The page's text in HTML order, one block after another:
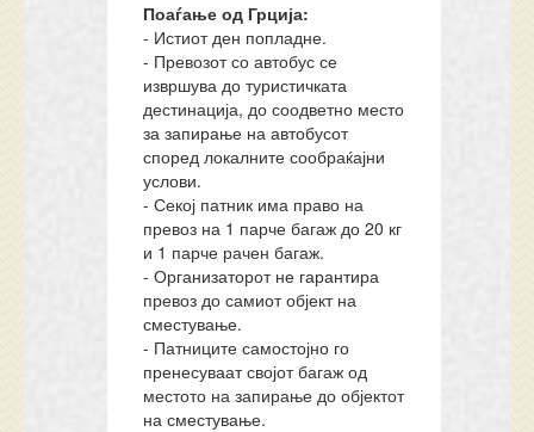
Поаѓање од Грција:
- Истиот ден попладне.
- Превозот со автобус се
извршува до туристичката
дестинација, до соодветно место
за запирање на автобусот
според локалните сообраќајни
услови.
- Секој патник има право на
превоз на 1 парче багаж до 20 кг
и 1 парче рачен багаж.
- Организаторот не гарантира
превоз до самиот објект на
сместување.
- Патниците самостојно го
пренесуваат својот багаж од
местото на запирање до објектот
на сместување.